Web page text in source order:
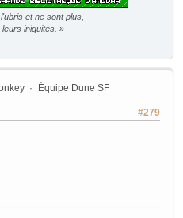
et ne sont plus,
iniquités. »
Équipe Dune SF
#279